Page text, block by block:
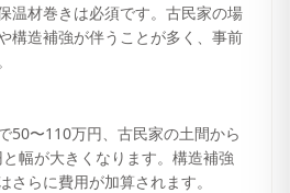
温材巻きは必須です。古民家の場
構造補強が伴うことが多く、事前
50〜110万円、古民家の土間から
幅が大きくなります。構造補強
さらに費用が加算されます。